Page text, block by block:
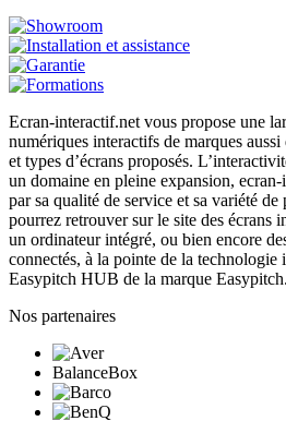
Ecran-interactif.net vous propose une
numériques interactifs de marques
et types d’écrans proposés.
un domaine en pleine expansion,
par sa qualité de service et sa variété
pourrez retrouver sur le site des écrans
un ordinateur intégré, ou bien encore
connectés, à la pointe de la technologie
Easypitch HUB de la marque Easypitch.
Nos partenaires
BalanceBox